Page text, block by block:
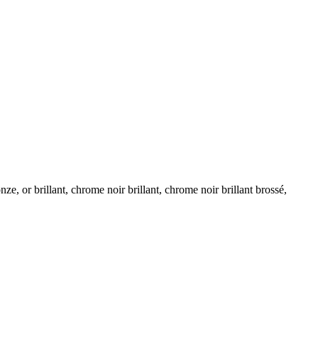
or brillant, chrome noir brillant, chrome noir brillant brossé,